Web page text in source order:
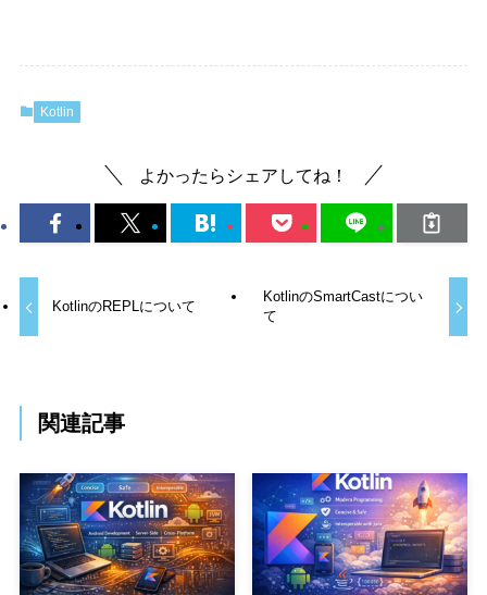
Kotlin
よかったらシェアしてね！
KotlinのREPLについて
KotlinのSmartCastについ
て
関連記事